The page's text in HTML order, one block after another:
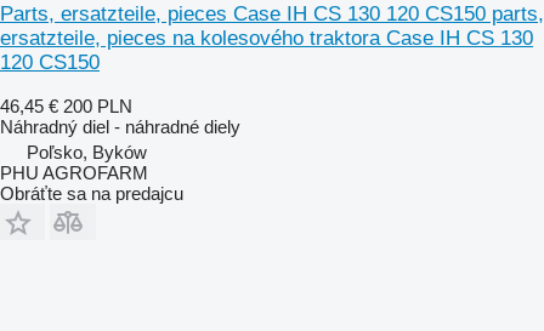
Parts, ersatzteile, pieces Case IH CS 130 120 CS150 parts,
ersatzteile, pieces na kolesového traktora Case IH CS 130
120 CS150
46,45 € 200 PLN
Náhradný diel - náhradné diely
Poľsko, Byków
PHU AGROFARM
Obráťte sa na predajcu